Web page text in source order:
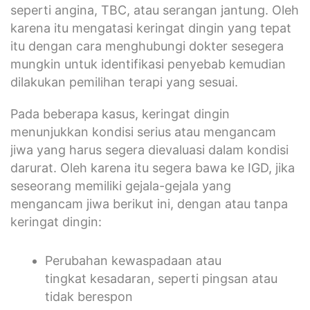
seperti angina, TBC, atau serangan jantung. Oleh
karena itu mengatasi keringat dingin yang tepat
itu dengan cara menghubungi dokter sesegera
mungkin untuk identifikasi penyebab kemudian
dilakukan pemilihan terapi yang sesuai.
Pada beberapa kasus, keringat dingin
menunjukkan kondisi serius atau mengancam
jiwa yang harus segera dievaluasi dalam kondisi
darurat. Oleh karena itu segera bawa ke IGD, jika
seseorang memiliki gejala-gejala yang
mengancam jiwa berikut ini, dengan atau tanpa
keringat dingin:
Perubahan kewaspadaan atau
tingkat kesadaran, seperti pingsan atau
tidak berespon